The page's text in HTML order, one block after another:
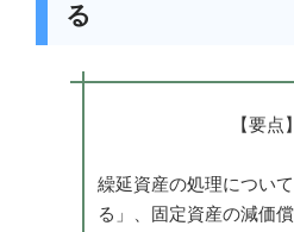
る
【要点】
繰延資産の処理につい
る」、固定資産の減価